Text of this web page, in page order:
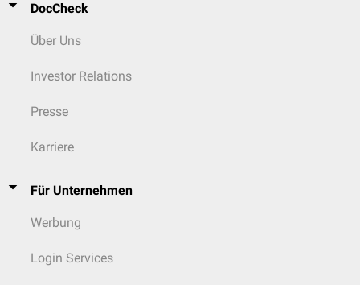
Auch eine Leckage im harnableitenden System kann zur Ausprägung
gelten dieselben Maßgaben.
Hierbei steht der Blutverlust im Vordergrund, der unbehandelt in einen
Laborbefund zeigt entsprechend Anzeichen einer
DocCheck
Über Uns
Investor Relations
Presse
Karriere
Für Unternehmen
Werbung
Login Services